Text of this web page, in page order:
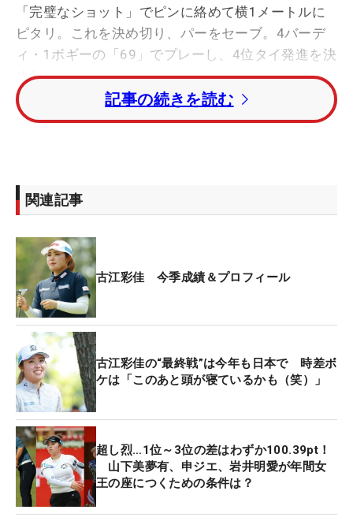
「完璧なショット」でピンに絡めて横1メートルに
ピタリ。これを決め切り、パーをセーブ。4バーデ
ィ・1ボギーの「69」でプレーし、4位タイ発進を決
めた。
2番パー5でバーディを先行させると、7番、9番とコ
跳ねられて」と、警戒していたコーライ芝のグリー
ンにてこずる場面もありながら、全体をみれば安定
スタート前の練習では比較的感触が良かったという
ドライバーショットだが、序盤は特に左へ飛びがち
だった。「試合が楽しみすぎて力が入ったのか
（笑）」とお茶目に笑うが、それは6番あたりから
修正。「ラフに入ったのもいくつかあったけど、切
り替えてパーセーブやバーディを獲れた。落ち着き
ながらできたと思う」とうなずく。
昨年と同じく、米国から日本の“最終戦の連戦”とい
う強行軍。「CMEグループ・ツアー選手権」後の夜
はあえて寝ないようにして、機内で睡眠をとるとい
う時差ボケ対策をとった。今年の方が体の状態は
記事の続きを読む
関連記事
古江彩佳 今季成績＆プロフィール
古江彩佳の“最終戦”は今年も日本で 時差ボ
ケは「このあと頭が寝ているかも（笑）」
超し烈…1位～3位の差はわずか100.39pt！
山下美夢有、申ジエ、岩井明愛が年間女
王の座につくための条件は？